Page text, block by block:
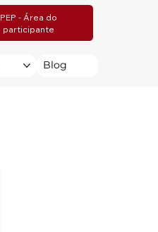
PEP - Área do
participante
Blog